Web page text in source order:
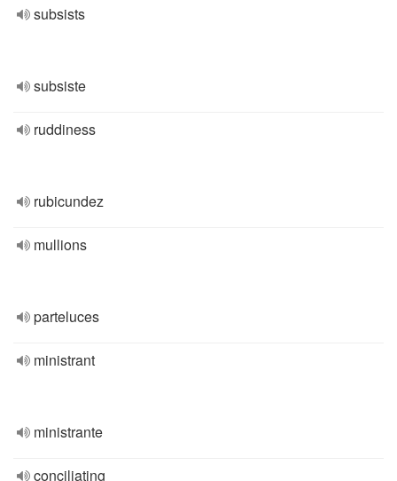
subsists
subsiste
ruddiness
rubicundez
mullions
parteluces
ministrant
ministrante
conciliating